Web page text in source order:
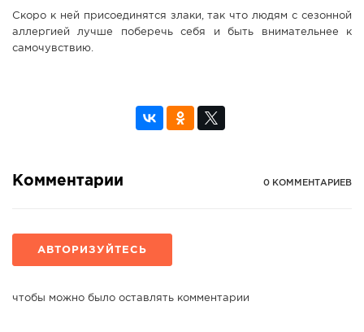
Скоро к ней присоединятся злаки, так что людям с сезонной
аллергией лучше поберечь себя и быть внимательнее к
самочувствию.
Комментарии 0 КОММЕНТАРИЕВ
АВТОРИЗУЙТЕСЬ
чтобы можно было оставлять комментарии